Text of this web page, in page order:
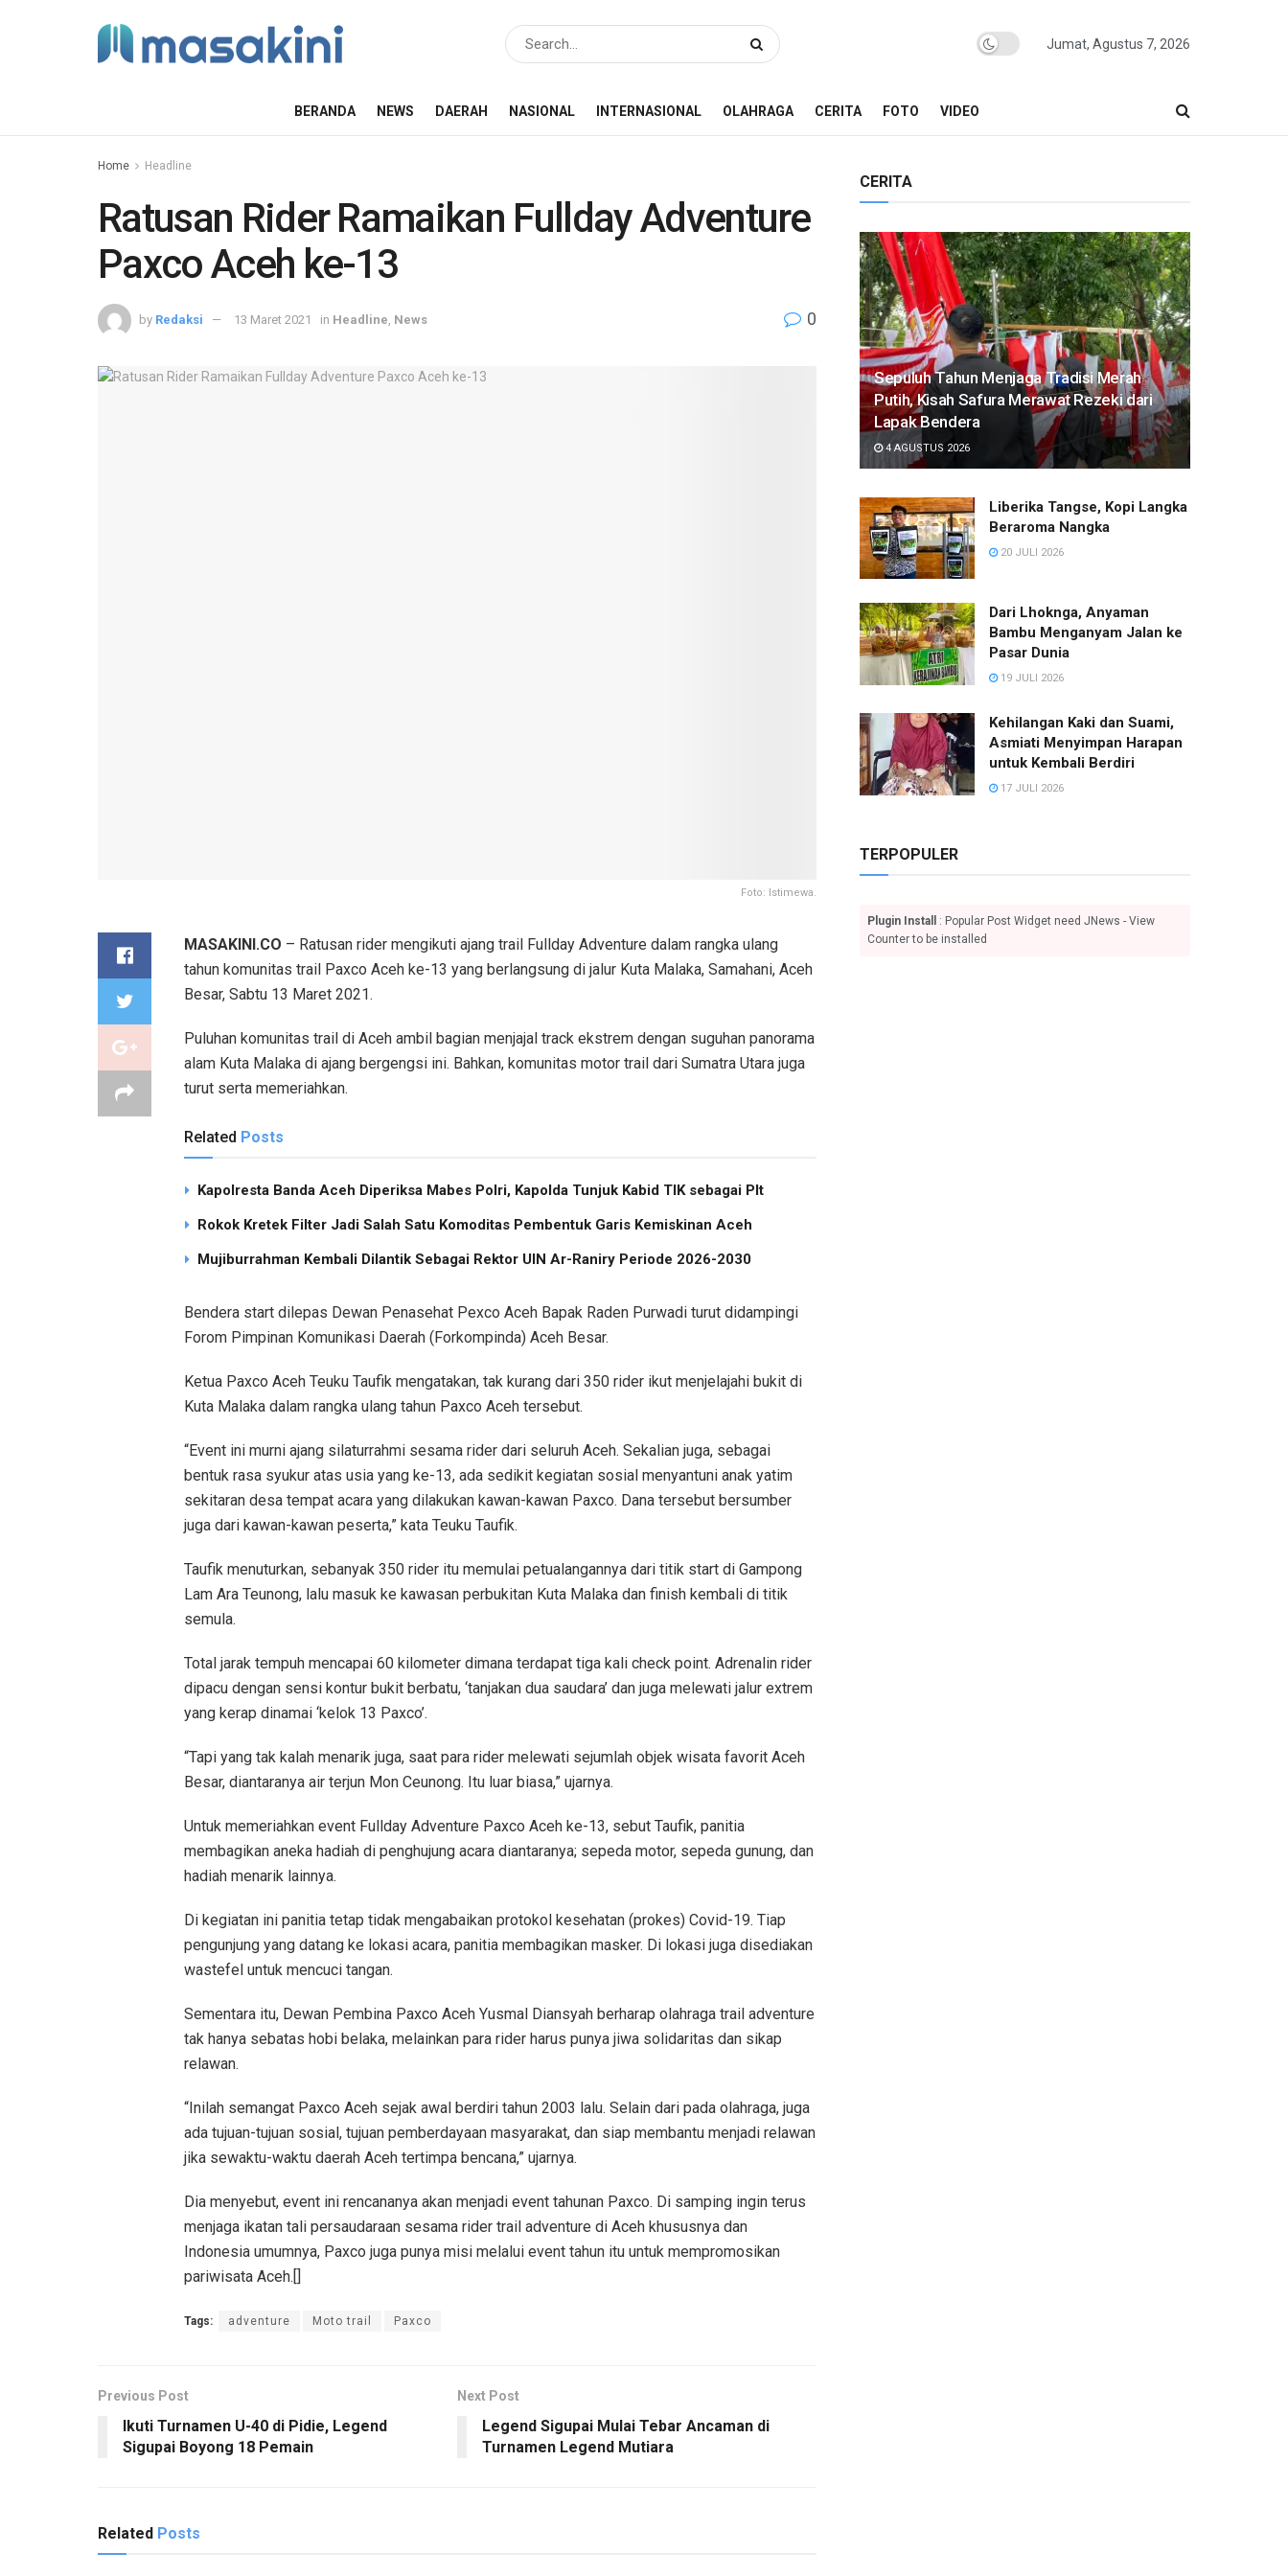
Jumat, Agustus 7, 2026
BERANDA NEWS DAERAH NASIONAL INTERNASIONAL OLAHRAGA CERITA FOTO VIDEO
Home Headline
Ratusan Rider Ramaikan Fullday Adventure
Paxco Aceh ke-13
by Redaksi 13 Maret 2021 in Headline News 0
Foto: Istimewa.
MASAKINI.CO – Ratusan rider mengikuti ajang trail Fullday Adventure dalam rangka ulang
tahun komunitas trail Paxco Aceh ke-13 yang berlangsung di jalur Kuta Malaka, Samahani, Aceh
Besar, Sabtu 13 Maret 2021.
Puluhan komunitas trail di Aceh ambil bagian menjajal track ekstrem dengan suguhan panorama
alam Kuta Malaka di ajang bergengsi ini. Bahkan, komunitas motor trail dari Sumatra Utara juga
turut serta memeriahkan.
Related Posts
Kapolresta Banda Aceh Diperiksa Mabes Polri, Kapolda Tunjuk Kabid TIK sebagai Plt
Rokok Kretek Filter Jadi Salah Satu Komoditas Pembentuk Garis Kemiskinan Aceh
Mujiburrahman Kembali Dilantik Sebagai Rektor UIN Ar-Raniry Periode 2026-2030
Bendera start dilepas Dewan Penasehat Pexco Aceh Bapak Raden Purwadi turut didampingi
Forom Pimpinan Komunikasi Daerah (Forkompinda) Aceh Besar.
Ketua Paxco Aceh Teuku Taufik mengatakan, tak kurang dari 350 rider ikut menjelajahi bukit di
Kuta Malaka dalam rangka ulang tahun Paxco Aceh tersebut.
“Event ini murni ajang silaturrahmi sesama rider dari seluruh Aceh. Sekalian juga, sebagai
bentuk rasa syukur atas usia yang ke-13, ada sedikit kegiatan sosial menyantuni anak yatim
sekitaran desa tempat acara yang dilakukan kawan-kawan Paxco. Dana tersebut bersumber
juga dari kawan-kawan peserta,” kata Teuku Taufik.
Taufik menuturkan, sebanyak 350 rider itu memulai petualangannya dari titik start di Gampong
Lam Ara Teunong, lalu masuk ke kawasan perbukitan Kuta Malaka dan finish kembali di titik
semula.
Total jarak tempuh mencapai 60 kilometer dimana terdapat tiga kali check point. Adrenalin rider
dipacu dengan sensi kontur bukit berbatu, ‘tanjakan dua saudara’ dan juga melewati jalur extrem
yang kerap dinamai ‘kelok 13 Paxco’.
“Tapi yang tak kalah menarik juga, saat para rider melewati sejumlah objek wisata favorit Aceh
Besar, diantaranya air terjun Mon Ceunong. Itu luar biasa,” ujarnya.
Untuk memeriahkan event Fullday Adventure Paxco Aceh ke-13, sebut Taufik, panitia
membagikan aneka hadiah di penghujung acara diantaranya; sepeda motor, sepeda gunung, dan
hadiah menarik lainnya.
Di kegiatan ini panitia tetap tidak mengabaikan protokol kesehatan (prokes) Covid-19. Tiap
pengunjung yang datang ke lokasi acara, panitia membagikan masker. Di lokasi juga disediakan
wastefel untuk mencuci tangan.
Sementara itu, Dewan Pembina Paxco Aceh Yusmal Diansyah berharap olahraga trail adventure
tak hanya sebatas hobi belaka, melainkan para rider harus punya jiwa solidaritas dan sikap
relawan.
“Inilah semangat Paxco Aceh sejak awal berdiri tahun 2003 lalu. Selain dari pada olahraga, juga
ada tujuan-tujuan sosial, tujuan pemberdayaan masyarakat, dan siap membantu menjadi relawan
jika sewaktu-waktu daerah Aceh tertimpa bencana,” ujarnya.
Dia menyebut, event ini rencananya akan menjadi event tahunan Paxco. Di samping ingin terus
menjaga ikatan tali persaudaraan sesama rider trail adventure di Aceh khususnya dan
Indonesia umumnya, Paxco juga punya misi melalui event tahun itu untuk mempromosikan
pariwisata Aceh.[]
Tags: adventure Moto trail Paxco
Previous Post
Ikuti Turnamen U-40 di Pidie, Legend
Sigupai Boyong 18 Pemain
Next Post
Legend Sigupai Mulai Tebar Ancaman di
Turnamen Legend Mutiara
Related Posts
CERITA
Sepuluh Tahun Menjaga Tradisi Merah
Putih, Kisah Safura Merawat Rezeki dari
Lapak Bendera
4 AGUSTUS 2026
Liberika Tangse, Kopi Langka
Beraroma Nangka
20 JULI 2026
Dari Lhoknga, Anyaman
Bambu Menganyam Jalan ke
Pasar Dunia
19 JULI 2026
Kehilangan Kaki dan Suami,
Asmiati Menyimpan Harapan
untuk Kembali Berdiri
17 JULI 2026
TERPOPULER
Plugin Install
: Popular Post Widget need JNews - View
Counter to be installed